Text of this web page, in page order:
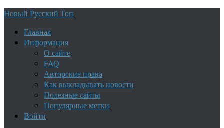
Новый Русский Топ
Главная
Информация
О сайте
FAQ
Авторские права
Как выкладывать новости
Полезные сайты
Популярные метки
Войти